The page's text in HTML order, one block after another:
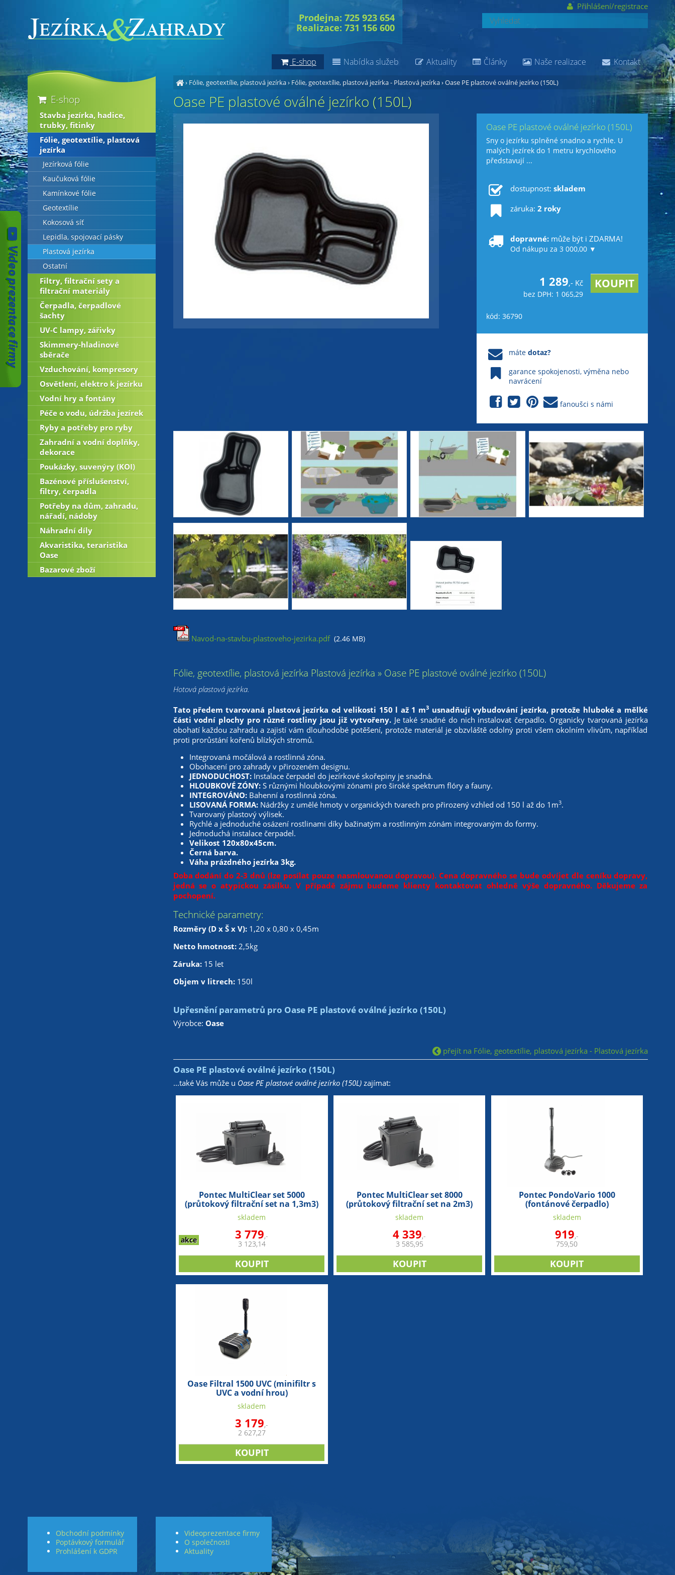
› Fólie, geotextílie, plastová jezírka› Fólie, geotextílie, plastová jezírka - Plastová jezírka›Oase PE plastové oválné jezírko (150L)
Oase PE plastové oválné jezírko (150L)
Oase PE plastové oválné jezírko (150L)
Sny o jezírku splněné snadno a rychle. U
malých jezírek do 1 metru krychlového
představují ...
dostupnost: skladem
záruka: 2 roky
dopravné: může být i ZDARMA!
Od nákupu za 3 000,00 ▼
1 289,- Kč
bez DPH: 1 065,29
kód: 36790
mátedotaz?
garance spokojenosti, výměna nebo
navrácení
fanoušci s námi
Navod-na-stavbu-plastoveho-jezirka.pdf (2.46 MB)
Fólie, geotextílie, plastová jezírka Plastová jezírka » Oase PE plastové oválné jezírko (150L)
Hotová plastová jezírka.
Tato předem tvarovaná plastová jezírka od velikosti 150 l až 1 m3 usnadňují vybudování jezírka, protože hluboké a mělké
části vodní plochy pro různé rostliny jsou již vytvořeny.Je také snadné do nich instalovat čerpadlo. Organicky tvarovaná jezírka
obohatí každou zahradu a zajistí vám dlouhodobé potěšení, protože materiál je obzvláště odolný proti všem okolním vlivům, například
proti prorůstání kořenů blízkých stromů.
Integrovaná močálová a rostlinná zóna.
Obohacení pro zahrady v přirozeném designu.
JEDNODUCHOST:Instalace čerpadel do jezírkové skořepiny je snadná.
HLOUBKOVÉ ZÓNY:S různými hloubkovými zónami pro široké spektrum flóry a fauny.
INTEGROVÁNO:Bahenní a rostlinná zóna.
LISOVANÁ FORMA:Nádržky z umělé hmoty v organických tvarech pro přirozený vzhled od 150 l až do 1m3.
Tvarovaný plastový výlisek.
Rychlé a jednoduché osázení rostlinami díky bažinatým a rostlinným zónám integrovaným do formy.
Jednoduchá instalace čerpadel.
Velikost 120x80x45cm.
Černá barva.
Váha prázdného jezírka 3kg.
Doba dodání do 2-3 dnů (lze posílat pouze nasmlouvanou dopravou). Cena dopravného se bude odvíjet dle ceníku dopravy,
jedná se o atypickou zásilku. V případě zájmu budeme klienty kontaktovat ohledně výše dopravného. Děkujeme za
pochopení.
Technické parametry:
Rozměry (D x Š x V): 1,20 x 0,80 x 0,45m
Netto hmotnost: 2,5kg
Záruka: 15 let
Objem v litrech: 150l
Upřesnění parametrů pro Oase PE plastové oválné jezírko (150L)
Výrobce: Oase
přejít na Fólie, geotextílie, plastová jezírka - Plastová jezírka
Oase PE plastové oválné jezírko (150L)
...také Vás může u Oase PE plastové oválné jezírko (150L)zajímat:
Pontec MultiClear set 5000
(průtokový filtrační set na 1,3m3)
akce
skladem
3 779,-
3 123,14
Pontec MultiClear set 8000
(průtokový filtrační set na 2m3)
skladem
4 339,-
3 585,95
Pontec PondoVario 1000
(fontánové čerpadlo)
skladem
919,-
759,50
Oase Filtral 1500 UVC (minifiltr s
UVC a vodní hrou)
skladem
3 179,-
2 627,27
E-shop
Stavba jezírka, hadice,
trubky, fitinky
Fólie, geotextílie, plastová
jezírka
Jezírková fólie
Kaučuková fólie
Kamínkové fólie
Geotextílie
Kokosová síť
Lepidla, spojovací pásky
Plastová jezírka
Ostatní
Filtry, filtrační sety a
filtrační materiály
Čerpadla, čerpadlové
šachty
UV-C lampy, zářivky
Skimmery-hladinové
sběrače
Vzduchování, kompresory
Osvětlení, elektro k jezírku
Vodní hry a fontány
Péče o vodu, údržba jezírek
Ryby a potřeby pro ryby
Zahradní a vodní doplňky,
dekorace
Poukázky, suvenýry (KOI)
Bazénové příslušenství,
filtry, čerpadla
Potřeby na dům, zahradu,
nářadí, nádoby
Náhradní díly
Akvaristika, teraristika
Oase
Bazarové zboží
E-shop Nabídka služeb Aktuality Články Naše realizace Kontakt
Prodejna: 725 923 654
Realizace: 731 156 600
Přihlášení/registrace
Obchodní podmínky
Poptávkový formulář
Prohlášení k GDPR
Videoprezentace firmy
O společnosti
Aktuality